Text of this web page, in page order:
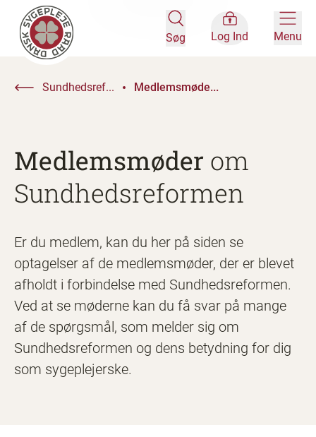
Søg Log Ind Menu
Sundhedsref... Medlemsmøde...
Medlemsmøder om
Sundhedsreformen
Er du medlem, kan du her på siden se
optagelser af de medlemsmøder, der er blevet
afholdt i forbindelse med Sundhedsreformen.
Ved at se møderne kan du få svar på mange
af de spørgsmål, som melder sig om
Sundhedsreformen og dens betydning for dig
som sygeplejerske.